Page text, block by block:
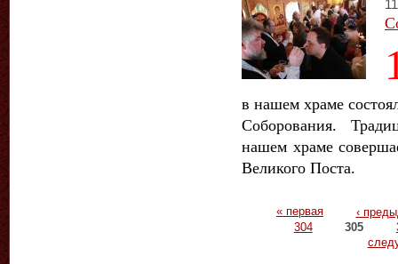
в нашем храме
Соборования.
нашем храме
Великого Поста.
Страницы« первая
‹
304
305